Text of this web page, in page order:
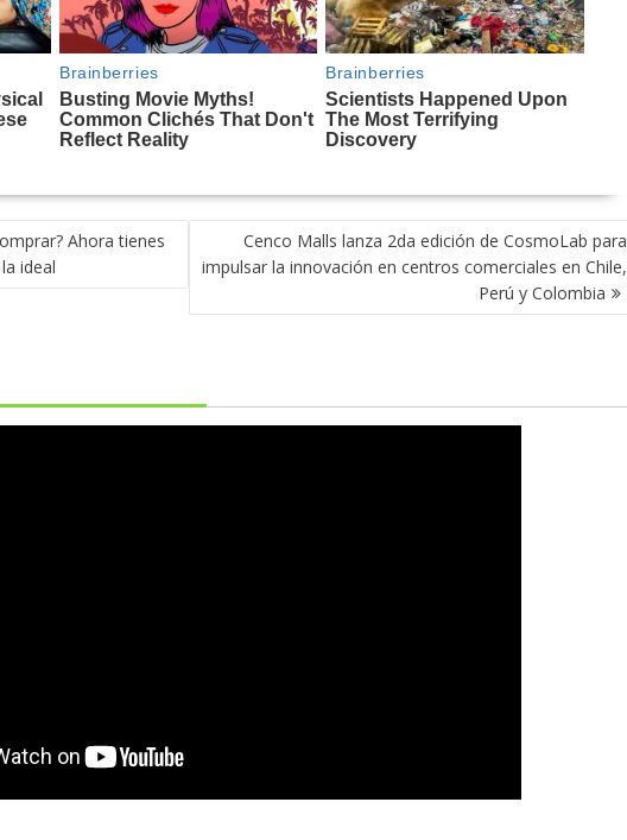
Ahora tienes
ideal
Cenco Malls lanza 2da edición de CosmoLab para
impulsar la innovación en centros comerciales en Chile,
Perú y Colombia